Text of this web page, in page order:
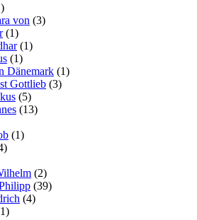
von (3)
(1)
(1)
(1)
Dänemark (1)
Gottlieb (3)
(5)
(13)
(1)
(2)
(39)
(4)